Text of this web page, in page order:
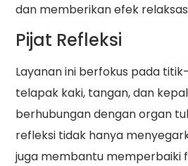
dan memberikan efek
Pijat Refleksi
Layanan ini berfokus pada
telapak kaki, tangan, dan
berhubungan dengan organ
refleksi tidak hanya
juga membantu memperbaiki